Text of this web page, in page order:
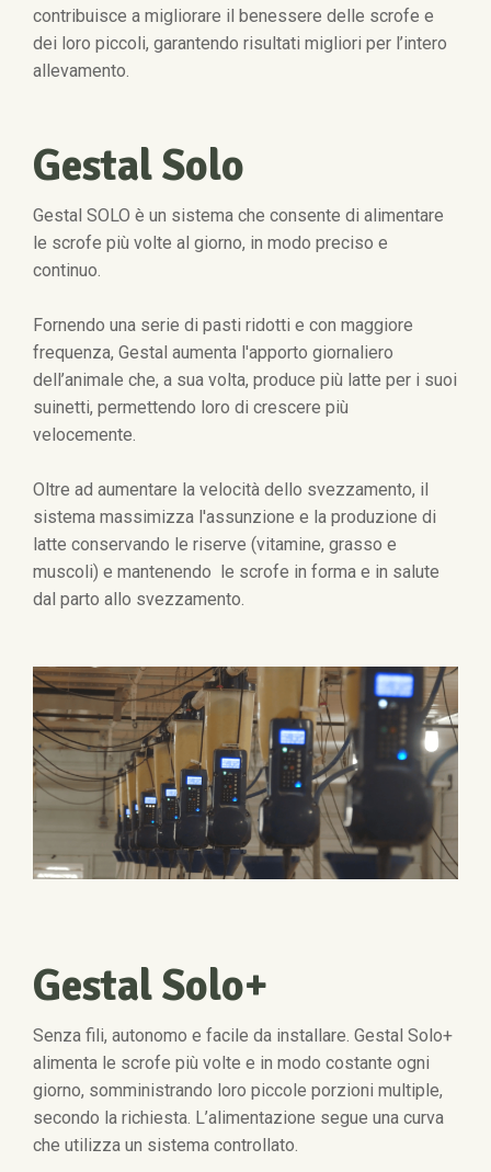
contribuisce a migliorare il benessere delle scrofe e
dei loro piccoli, garantendo risultati migliori per l’intero
allevamento.
Gestal Solo
Gestal SOLO è un sistema che consente di alimentare
le scrofe più volte al giorno, in modo preciso e
continuo.
Fornendo una serie di pasti ridotti e con maggiore
frequenza, Gestal aumenta l'apporto giornaliero
dell’animale che, a sua volta, produce più latte per i suoi
suinetti, permettendo loro di crescere più
velocemente.
Oltre ad aumentare la velocità dello svezzamento, il
sistema massimizza l'assunzione e la produzione di
latte conservando le riserve (vitamine, grasso e
muscoli) e mantenendo le scrofe in forma e in salute
dal parto allo svezzamento.
Gestal Solo+
Senza fili, autonomo e facile da installare. Gestal Solo+
alimenta le scrofe più volte e in modo costante ogni
giorno, somministrando loro piccole porzioni multiple,
secondo la richiesta. L’alimentazione segue una curva
che utilizza un sistema controllato.